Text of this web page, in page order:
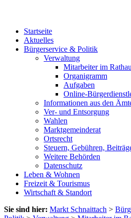
Startseite
Aktuelles
Bürgerservice & Politik
Verwaltung
Mitarbeiter im
Organigramm
Aufgaben
Online-
Informationen aus den
Ver- und Entsorgung
Wahlen
Marktgemeinderat
Ortsrecht
Steuern, Gebühren,
Weitere Behörden
Datenschutz
Leben & Wohnen
Freizeit & Tourismus
Wirtschaft & Standort
Sie sind hier: Markt Schnaittach >